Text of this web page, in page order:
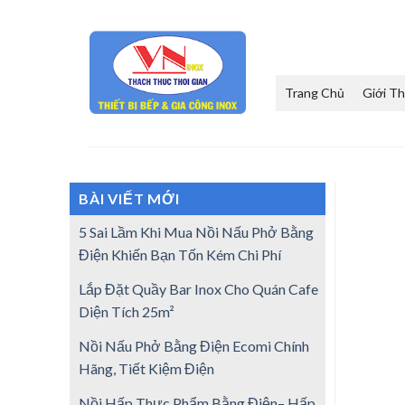
Trang Chủ Giới
BÀI VIẾT MỚI
5 Sai Lầm Khi Mua Nồi Nấu Phở Bằng
Điện Khiến Bạn Tốn Kém Chi Phí
Lắp Đặt Quầy Bar Inox Cho Quán Cafe
Diện Tích 25m²
Nồi Nấu Phở Bằng Điện Ecomi Chính
Hãng, Tiết Kiệm Điện